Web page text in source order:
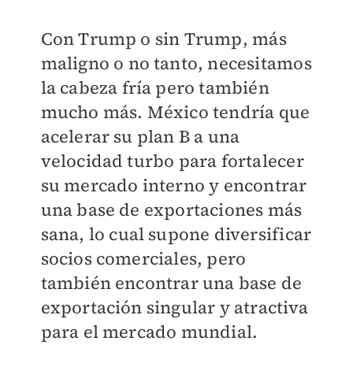
Con Trump o sin Trump, más
maligno o no tanto, necesitamos
la cabeza fría pero también
mucho más. México tendría que
acelerar su plan B a una
velocidad turbo para fortalecer
su mercado interno y encontrar
una base de exportaciones más
sana, lo cual supone diversificar
socios comerciales, pero
también encontrar una base de
exportación singular y atractiva
para el mercado mundial.